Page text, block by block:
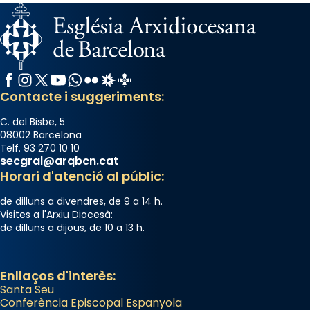
comitè organitzador de la visita apostòlica
del Sant Pare Lleó XIV a Barcelona, i als
col·laboradors, a la Catedral de Barcelona.
L’arquebisbe de Barcelona, el cardenal Joan
Josep Omella, ha presidit la missa i l’ha
concelebrat el bisbe auxiliar de Barcelona,
Mons. David Abadías.
📸 Dr. G. Simón
Photo
View on Facebook · Share
Arquebisbat de Barcelona
2 weeks ago
Semproniana, verges i màrtirs.
Acompanyant la història de sant Cugat, a
Facebook
Instagram
X / Twitter
YouTube
WhatsApp
FlickrRadio Estel
Catalunya Cristiana
Contacte i suggeriments:
C. del Bisbe, 5
08002 Barcelona
Telf. 93 270 10 10
secgral@arqbcn.cat
Horari d'atenció al públic:
de dilluns a divendres, de 9 a 14 h.
Visites a l'Arxiu Diocesà:
de dilluns a dijous, de 10 a 13 h.
Enllaços d'interès:
Santa Seu
Conferència Episcopal Espanyola